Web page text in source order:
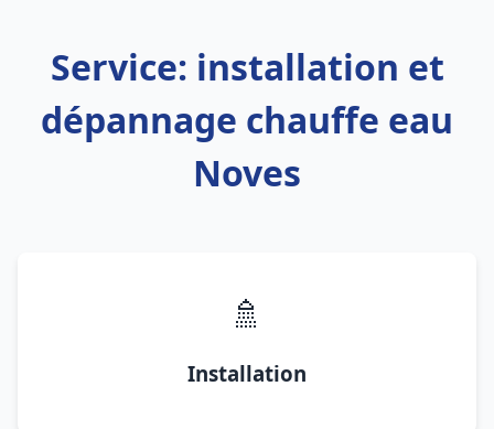
Service: installation et
dépannage chauffe eau
Noves
🚿
Installation